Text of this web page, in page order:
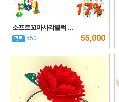
17%
소프트꼬마사각블럭 …
550 55,000